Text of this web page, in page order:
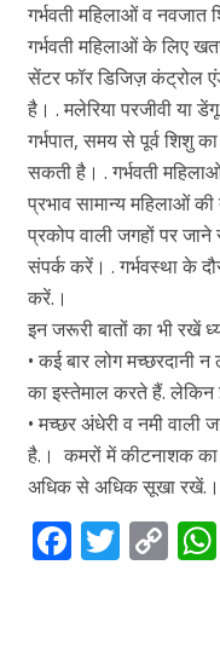
गर्भवती महिलाओं व
गर्भवती महिलाओं के लिए
सेंटर फॉर डिजिज़ कंट्रोल
है। . मलेरिया परजीवी या
गर्भपात, समय से पूर्व शिशु
सकती है। . गर्भवती
प्रभाव सामान्य महिलाओं
प्रकोप वाली जगहों पर
संपर्क करें। . गर्भवस्था के
करें.।
इन जरूरी बातों का भी रखें
• कई बार लोग मच्छरदानी
का इस्तेमाल करते हैं.
• मच्छर अंधेरी व नमी
है.। कमरों में कीटनाशक
अधिक से अधिक सूखा रखें.।
F T C